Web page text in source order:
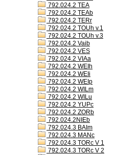
792.024.2 TEA
792.024.2 TEAb
792.024.2 TERr
792.024.2 TOUh v.1
792.024.2 TOUh v.3
792.024.2 Vaib
792.024.2 VES
792.024.2 VIAa
792.024.2 WEIh
792.024.2 WEIi
792.024.2 WEIp
792.024.2 WILm
792.024.2 WILu
792.024.2 YUPc
792.024.2 ZORb
792.024.2NIEb
792.024.3 BAIm
792.024.3 MANc
792.024.3 TORc V 1
792.024.3 TORc V 2